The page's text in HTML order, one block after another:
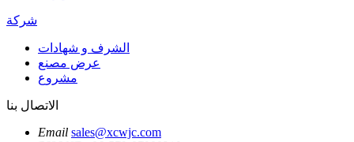
شركة
الشرف و شهادات
عرض مصنع
مشروع
الاتصال بنا
Email sales@xcwjc.com